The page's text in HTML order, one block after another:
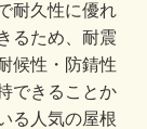
耐久性に優れ
るため、耐震
候性・防錆性
できることか
る人気の屋根